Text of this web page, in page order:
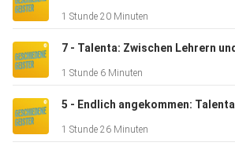
1 Stunde 20 Minuten
1 Stunde 6 Minuten
5 - Endlich angekommen: Talenta
1 Stunde 26 Minuten